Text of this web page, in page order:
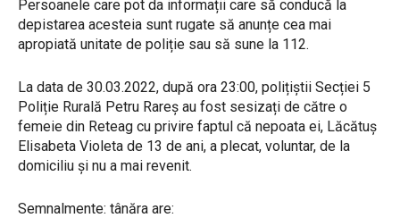
Persoanele care pot da informații care să conducă la
depistarea acesteia sunt rugate să anunțe cea mai
apropiată unitate de poliție sau să sune la 112.
La data de 30.03.2022, după ora 23:00, polițiștii Secției 5
Poliție Rurală Petru Rareș au fost sesizați de către o
femeie din Reteag cu privire faptul că nepoata ei, Lăcătuș
Elisabeta Violeta de 13 de ani, a plecat, voluntar, de la
domiciliu și nu a mai revenit.
Semnalmente: tânăra are: